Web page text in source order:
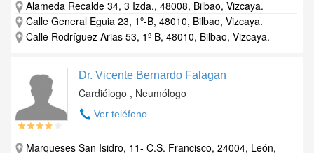
Alameda Recalde 34, 3 Izda., 48008, Bilbao, Vizcaya.
Calle General Eguia 23, 1º-B, 48010, Bilbao, Vizcaya.
Calle Rodríguez Arias 53, 1º B, 48010, Bilbao, Vizcaya.
Dr. Vicente Bernardo Falagan
Cardiólogo , Neumólogo
Ver teléfono
Marqueses San Isidro, 11- C.S. Francisco, 24004, León,